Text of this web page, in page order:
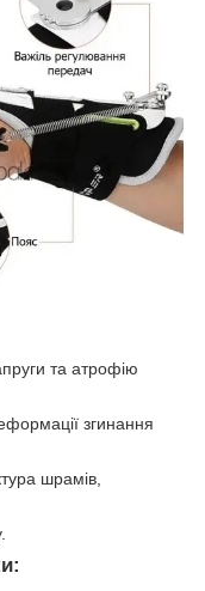
та атрофію
згинання
шрамів,